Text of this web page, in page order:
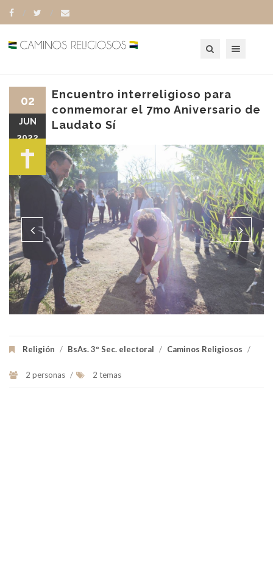
Encuentro interreligioso para
conmemorar el 7mo Aniversario de
Laudato Sí
Religión / BsAs. 3º Sec. electoral / Caminos Religiosos /
2 personas / 2 temas
02
JUN
2022